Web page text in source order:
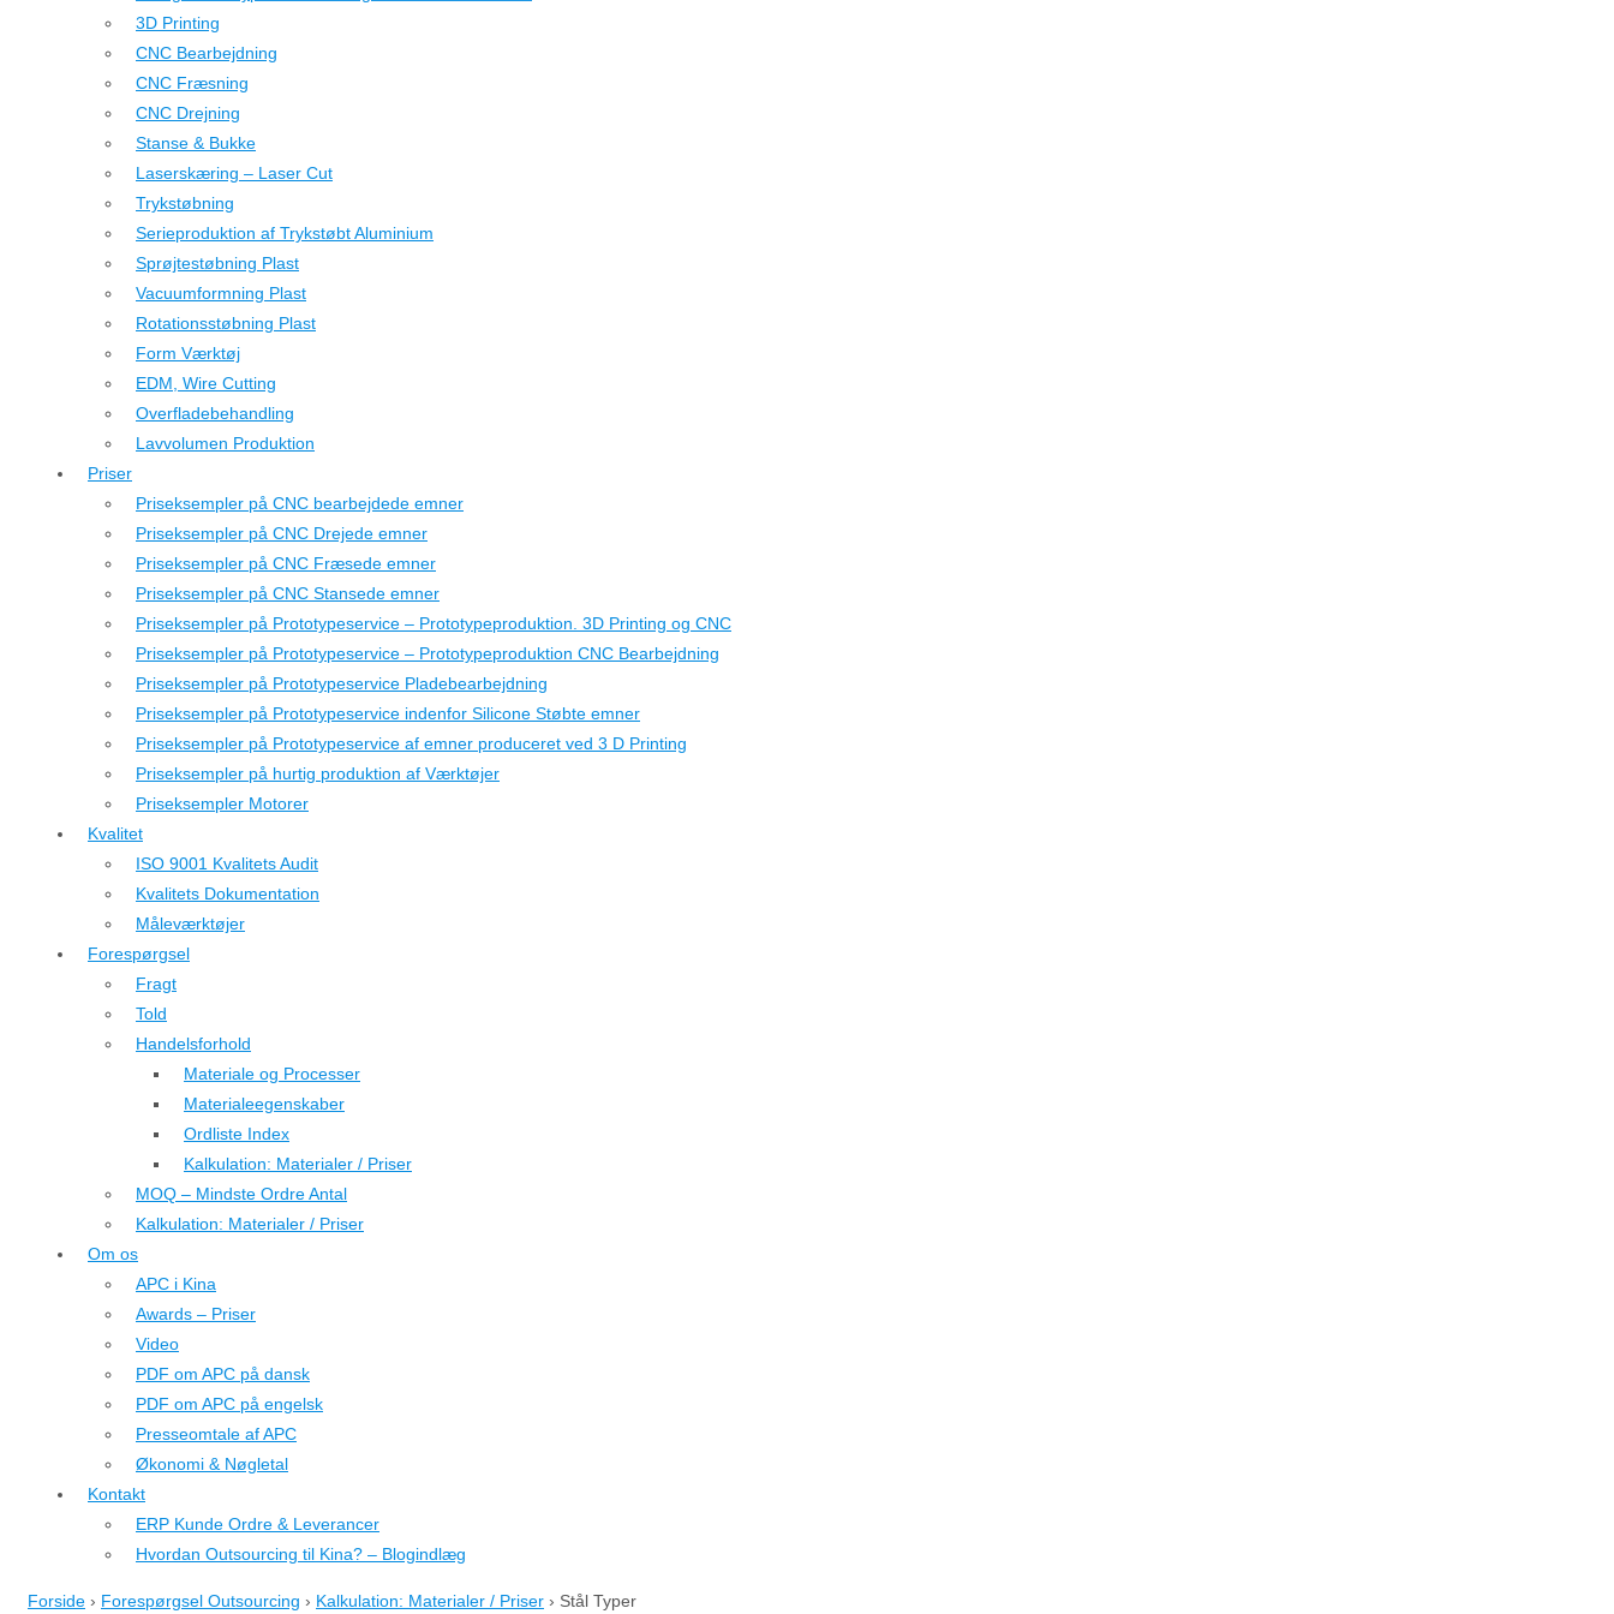
3D Printing
CNC Bearbejdning
CNC Fræsning
CNC Drejning
Stanse & Bukke
Laserskæring – Laser Cut
Trykstøbning
Serieproduktion af Trykstøbt Aluminium
Sprøjtestøbning Plast
Vacuumformning Plast
Rotationsstøbning Plast
Form Værktøj
EDM, Wire Cutting
Overfladebehandling
Lavvolumen Produktion
Priser
Priseksempler på CNC bearbejdede emner
Priseksempler på CNC Drejede emner
Priseksempler på CNC Fræsede emner
Priseksempler på CNC Stansede emner
Priseksempler på Prototypeservice – Prototypeproduktion. 3D Printing og CNC
Priseksempler på Prototypeservice – Prototypeproduktion CNC Bearbejdning
Priseksempler på Prototypeservice Pladebearbejdning
Priseksempler på Prototypeservice indenfor Silicone Støbte emner
Priseksempler på Prototypeservice af emner produceret ved 3 D Printing
Priseksempler på hurtig produktion af Værktøjer
Priseksempler Motorer
Kvalitet
ISO 9001 Kvalitets Audit
Kvalitets Dokumentation
Måleværktøjer
Forespørgsel
Fragt
Told
Handelsforhold
Materiale og Processer
Materialeegenskaber
Ordliste Index
Kalkulation: Materialer / Priser
MOQ – Mindste Ordre Antal
Kalkulation: Materialer / Priser
Om os
APC i Kina
Awards – Priser
Video
PDF om APC på dansk
PDF om APC på engelsk
Presseomtale af APC
Økonomi & Nøgletal
Kontakt
ERP Kunde Ordre & Leverancer
Hvordan Outsourcing til Kina? – Blogindlæg
Forside › Forespørgsel Outsourcing › Kalkulation: Materialer / Priser › Stål Typer